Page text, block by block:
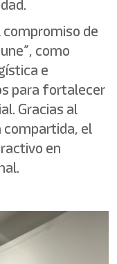
de
como
e
para fortalecer
Gracias al
compartida, el
en